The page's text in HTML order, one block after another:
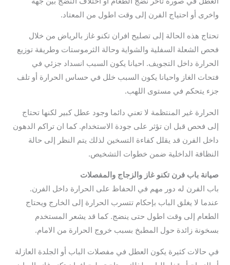
واخرى أو احتياج الفرن إلى وقت اطول من المعتاد.
تحتاج هذه الحالة إلى تصليح افران تكنو غاز بالرياض من خلال
فحص الشعلة السفلية والشواية وحالة الثرموستات وطريقة توزيع
الحرارة داخل التجويف. احيانا يكون السبب انسداد جزئي في
فتحات الغاز واحيانا يكون السبب خلل في حساس الحرارة أو تلف
جزء يتحكم في مستوى اللهب.
الحرارة غير المنتظمة لا تعني دائما وجود عطل كبير لكنها تحتاج
إلى فحص قبل ان تؤثر على جودة الاستخدام. كما ان تراكم الدهون
داخل الفرن قد يقلل كفاءة التسخين لذلك يتم النظر إلى حالة
النظافة الداخلية ضمن خطوات التشخيص.
صيانة باب فرن تكنو غاز والزجاج والمفصلات
باب الفرن له دور مهم في الحفاظ على الحرارة داخل الفرن.
عندما لا يغلق الباب بإحكام تتسرب الحرارة إلى الخارج ويحتاج
الطعام إلى وقت اطول حتى ينضج. كما قد يشعر المستخدم
بسخونة زائدة حول المطبخ بسبب خروج الحرارة من الامام.
في حالات كثيرة يكون العطل في مفصلات الباب أو الجلدة العازلة